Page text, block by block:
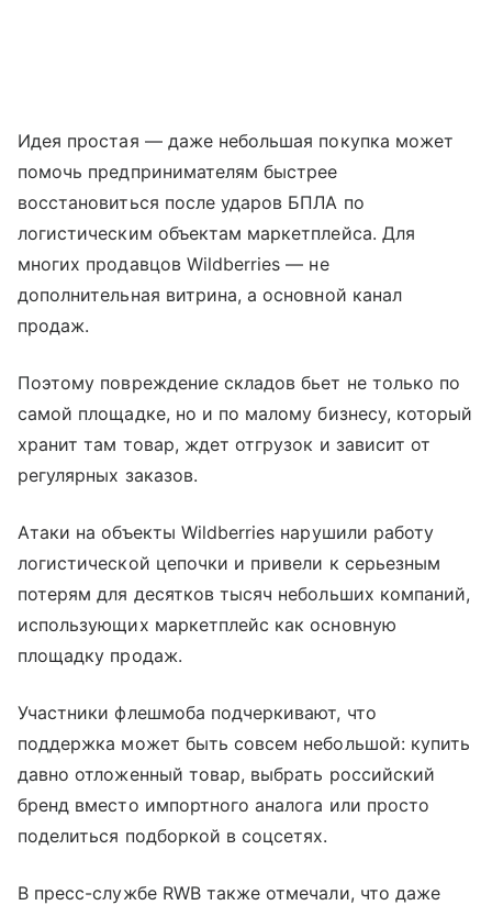
Идея простая — даже небольшая покупка может
помочь предпринимателям быстрее
восстановиться после ударов БПЛА по
логистическим объектам маркетплейса. Для
многих продавцов Wildberries — не
дополнительная витрина, а основной канал
продаж.
Поэтому повреждение складов бьет не только по
самой площадке, но и по малому бизнесу, который
хранит там товар, ждет отгрузок и зависит от
регулярных заказов.
Атаки на объекты Wildberries нарушили работу
логистической цепочки и привели к серьезным
потерям для десятков тысяч небольших компаний,
использующих маркетплейс как основную
площадку продаж.
Участники флешмоба подчеркивают, что
поддержка может быть совсем небольшой: купить
давно отложенный товар, выбрать российский
бренд вместо импортного аналога или просто
поделиться подборкой в соцсетях.
В пресс-службе RWB также отмечали, что даже